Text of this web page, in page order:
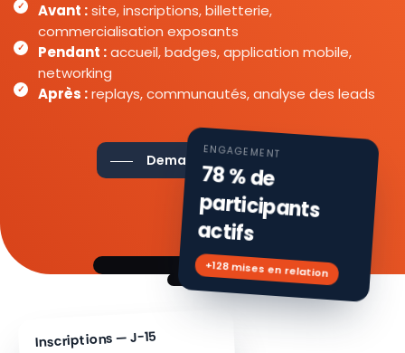
Avant :site, inscriptions, billetterie,
commercialisation exposants
Pendant :accueil, badges, application mobile,
networking
Après :replays, communautés, analyse des leads
Demander une démo
Inscriptions — J-15
ENGAGEMENT
78 % de
participants
actifs
+128 mises en relation